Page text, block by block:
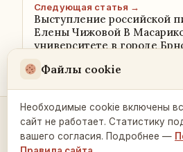
Следующая статья →
Выступление российской
Елены Чижовой В
университете в городе
Контакты и
Файлы cookie
Необходимые cookie включены
сайт не работает. Статистику
вашего согласия. Подробнее —